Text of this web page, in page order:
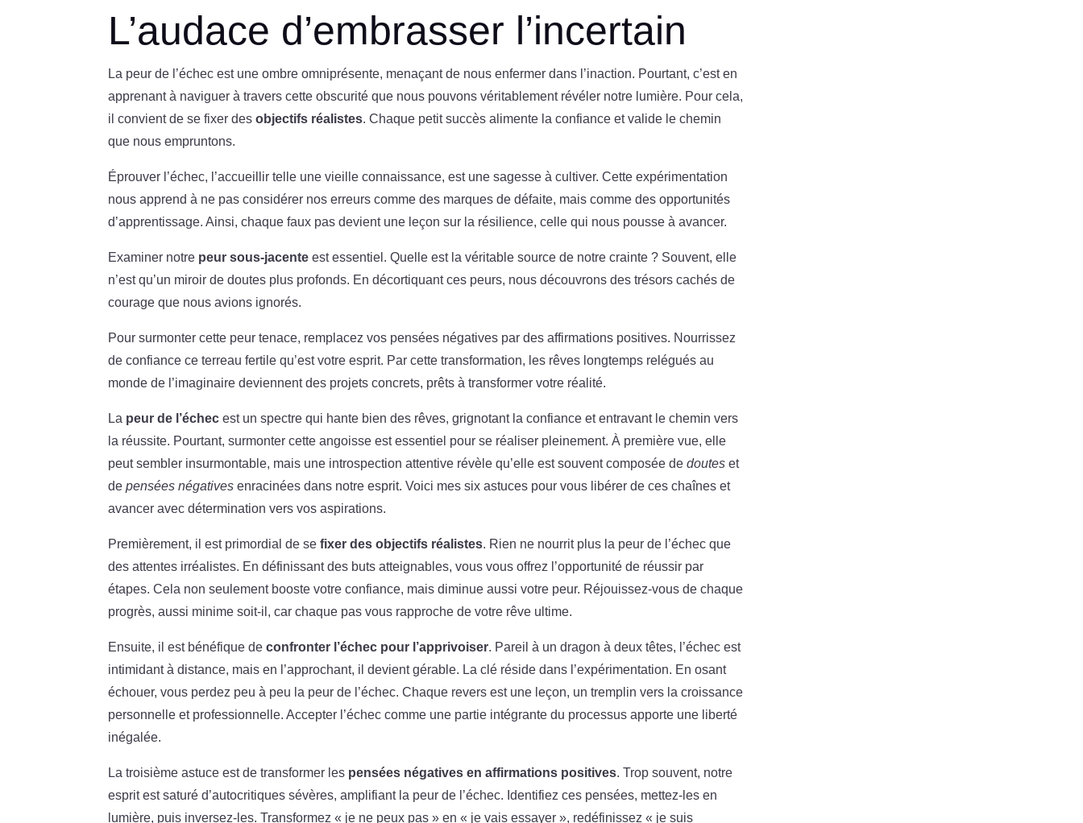
L’audace d’embrasser l’incertain
La peur de l’échec est une ombre omniprésente, menaçant de nous enfermer dans l’inaction. Pourtant, c’est en
apprenant à naviguer à travers cette obscurité que nous pouvons véritablement révéler notre lumière. Pour cela,
il convient de se fixer desobjectifs réalistes. Chaque petit succès alimente la confiance et valide le chemin
que nous empruntons.
Éprouver l’échec, l’accueillir telle une vieille connaissance, est une sagesse à cultiver. Cette expérimentation
nous apprend à ne pas considérer nos erreurs comme des marques de défaite, mais comme des opportunités
d’apprentissage. Ainsi, chaque faux pas devient une leçon sur la résilience, celle qui nous pousse à avancer.
Examiner notre peur sous-jacente est essentiel. Quelle est la véritable source de notre crainte ? Souvent, elle
n’est qu’un miroir de doutes plus profonds. En décortiquant ces peurs, nous découvrons des trésors cachés de
courage que nous avions ignorés.
Pour surmonter cette peur tenace, remplacez vos pensées négatives par des affirmations positives. Nourrissez
de confiance ce terreau fertile qu’est votre esprit. Par cette transformation, les rêves longtemps relégués au
monde de l’imaginaire deviennent des projets concrets, prêts à transformer votre réalité.
La peur de l’échec est un spectre qui hante bien des rêves, grignotant la confiance et entravant le chemin vers
la réussite. Pourtant, surmonter cette angoisse est essentiel pour se réaliser pleinement. À première vue, elle
peut sembler insurmontable, mais une introspection attentive révèle qu’elle est souvent composée dedoutes et
depensées négatives enracinées dans notre esprit. Voici mes six astuces pour vous libérer de ces chaînes et
avancer avec détermination vers vos aspirations.
Premièrement, il est primordial de sefixer des objectifs réalistes. Rien ne nourrit plus la peur de l’échec que
des attentes irréalistes. En définissant des buts atteignables, vous vous offrez l’opportunité de réussir par
étapes. Cela non seulement booste votre confiance, mais diminue aussi votre peur. Réjouissez-vous de chaque
progrès, aussi minime soit-il, car chaque pas vous rapproche de votre rêve ultime.
Ensuite, il est bénéfique deconfronter l’échec pour l’apprivoiser. Pareil à un dragon à deux têtes, l’échec est
intimidant à distance, mais en l’approchant, il devient gérable. La clé réside dans l’expérimentation. En osant
échouer, vous perdez peu à peu la peur de l’échec. Chaque revers est une leçon, un tremplin vers la croissance
personnelle et professionnelle. Accepter l’échec comme une partie intégrante du processus apporte une liberté
inégalée.
La troisième astuce est de transformer les pensées négatives en affirmations positives. Trop souvent, notre
esprit est saturé d’autocritiques sévères, amplifiant la peur de l’échec. Identifiez ces pensées, mettez-les en
lumière, puis inversez-les. Transformez « je ne peux pas » en « je vais essayer », redéfinissez « je suis